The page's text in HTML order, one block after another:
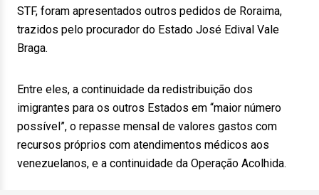
STF, foram apresentados outros pedidos de Roraima,
trazidos pelo procurador do Estado José Edival Vale
Braga.
Entre eles, a continuidade da redistribuição dos
imigrantes para os outros Estados em “maior número
possível”, o repasse mensal de valores gastos com
recursos próprios com atendimentos médicos aos
venezuelanos, e a continuidade da Operação Acolhida.